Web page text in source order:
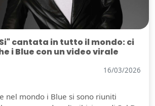
cantata in tutto il mondo: ci
i Blue con un video virale
16/03/2026
nel mondo i Blue si sono riuniti